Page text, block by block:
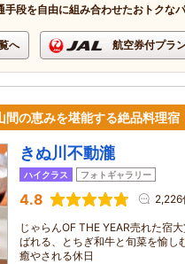
手段を自由に組み合わせたおトクな
へ 航空券付プラ
の恵みを堪能する絶品料理宿
きぬ川不動瀧
ハイクラス フォトギャラリー
4.8 2,226
じゃらんOF THE YEAR売れた宿
ばれる、とちぎ和牛と旬菜を愉
癒やされる休日